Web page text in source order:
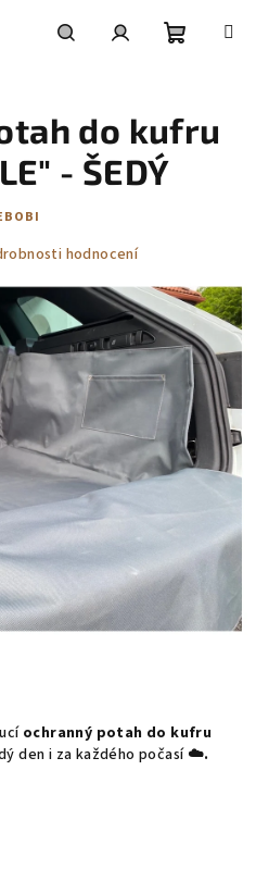
košík
ochranný potah do kufru
den i za každého počasí ☁️.
do kufru
- ŠEDÝ
hodnocení